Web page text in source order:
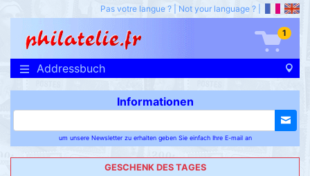
Pas votre langue ? Not your language ?
1
Addressbuch
Informationen
um unsere Newsletter zu erhalten geben Sie einfach Ihre E-mail an
GESCHENK DES TAGES